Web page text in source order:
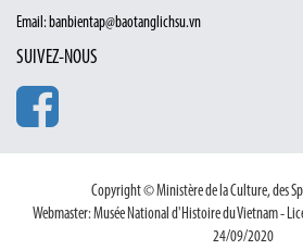
Email: banbientap@baotanglichsu.vn
SUIVEZ-NOUS
Copyright © Ministère de la Culture, des
Webmaster: Musée National d'Histoire du Vietnam -
24/09/2020